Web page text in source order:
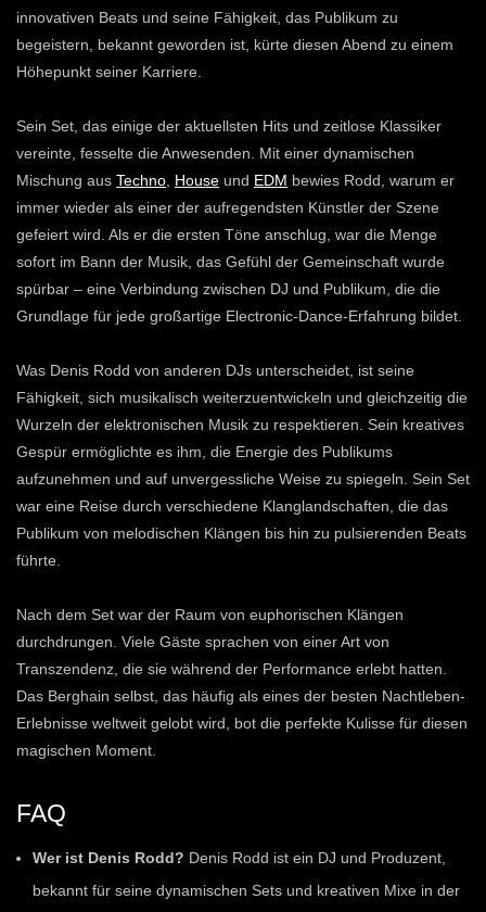
innovativen Beats und seine Fähigkeit, das Publikum zu
begeistern, bekannt geworden ist, kürte diesen Abend zu einem
Höhepunkt seiner Karriere.
Sein Set, das einige der aktuellsten Hits und zeitlose Klassiker
vereinte, fesselte die Anwesenden. Mit einer dynamischen
Mischung aus Techno House und EDM bewies Rodd, warum er
immer wieder als einer der aufregendsten Künstler der Szene
gefeiert wird. Als er die ersten Töne anschlug, war die Menge
sofort im Bann der Musik, das Gefühl der Gemeinschaft wurde
spürbar – eine Verbindung zwischen DJ und Publikum, die die
Grundlage für jede großartige Electronic-Dance-Erfahrung bildet.
Was Denis Rodd von anderen DJs unterscheidet, ist seine
Fähigkeit, sich musikalisch weiterzuentwickeln und gleichzeitig die
Wurzeln der elektronischen Musik zu respektieren. Sein kreatives
Gespür ermöglichte es ihm, die Energie des Publikums
aufzunehmen und auf unvergessliche Weise zu spiegeln. Sein Set
war eine Reise durch verschiedene Klanglandschaften, die das
Publikum von melodischen Klängen bis hin zu pulsierenden Beats
führte.
Nach dem Set war der Raum von euphorischen Klängen
durchdrungen. Viele Gäste sprachen von einer Art von
Transzendenz, die sie während der Performance erlebt hatten.
Das Berghain selbst, das häufig als eines der besten Nachtleben-
Erlebnisse weltweit gelobt wird, bot die perfekte Kulisse für diesen
magischen Moment.
FAQ
Wer ist Denis Rodd? Denis Rodd ist ein DJ und Produzent,
bekannt für seine dynamischen Sets und kreativen Mixe in der